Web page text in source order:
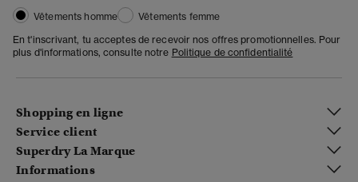
Vêtements homme
Vêtements femme
En t'inscrivant, tu acceptes de recevoir nos offres promotionnelles. Pour
plus d'informations, consulte notre Politique de confidentialité
Shopping en ligne
Service client
Superdry La Marque
Informations